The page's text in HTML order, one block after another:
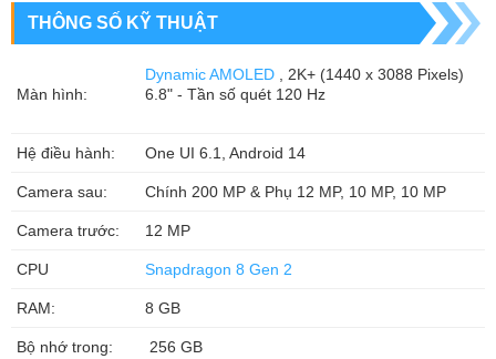
THÔNG SỐ KỸ THUẬT
Màn hình:
Dynamic AMOLED , 2K+ (1440 x 3088 Pixels)
6.8" - Tần số quét 120 Hz
Hệ điều hành: One UI 6.1, Android 14
Camera sau: Chính 200 MP & Phụ 12 MP, 10 MP, 10 MP
Camera trước: 12 MP
CPU Snapdragon 8 Gen 2
RAM: 8 GB
Bộ nhớ trong: 256 GB